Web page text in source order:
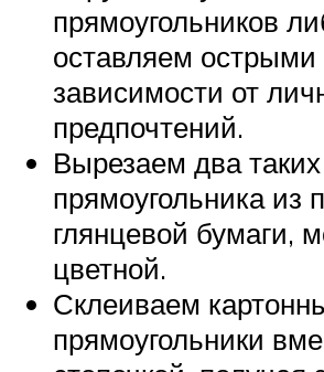
прямоугольников
оставляем острыми
зависимости от
предпочтений.
Вырезаем два
прямоугольника из
глянцевой бумаги,
цветной.
Склеиваем
прямоугольники